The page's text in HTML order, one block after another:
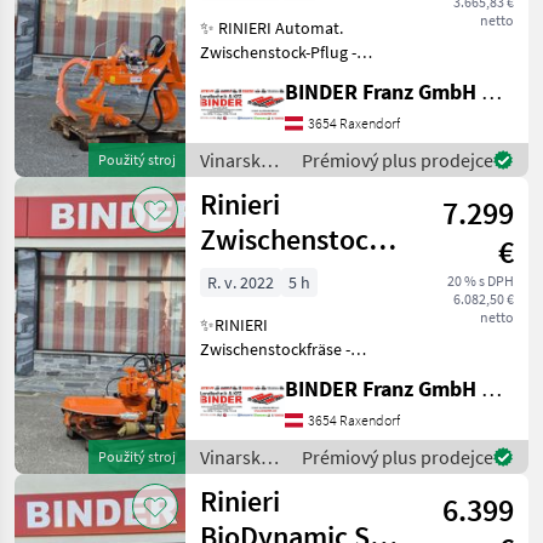
Použitý stroj
netto
✨ RINIERI Automat.
Zwischenstock-Pflug -
in serienmäßiger
Ausführung ✔️
Dreipunktanbau Kat.1 ✔️
mit Eigenölversorgung
komplett ✔️ m
BINDER Franz GmbH & CoKG
3654 Raxendorf
Vinarské
stroje /
Rinieri
Prémiový plus prodejce
Použitý stroj
Rinieri
Zwischenstockfräse
FS 130
7.299
€
20 % s DPH
6.082,50 €
netto
R. v. 2022
5 h
✨RINIERI
Zwischenstockfräse -
130/55 ✔️ in serienmäßiger
Ausführung ✔️
Vollautomat.
Zwischenstockfräse ✔️
Vorführgerät neuwertig nur
ca
BINDER Franz GmbH & CoKG
3654 Raxendorf
Vinarské
stroje /
Rinieri
Prémiový plus prodejce
Rinieri
6.399